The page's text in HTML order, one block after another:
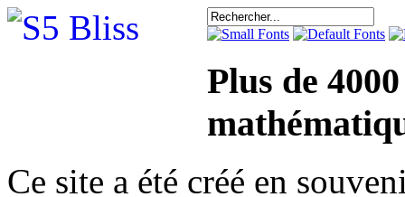
Plus de
Ce site a été créé en